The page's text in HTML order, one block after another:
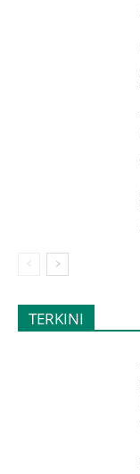
TERKINI